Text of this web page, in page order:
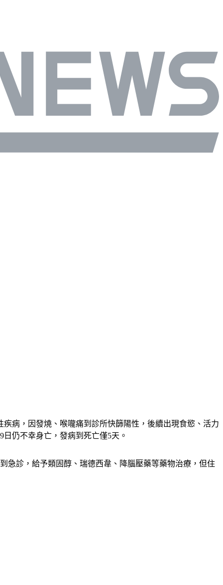
病，因發燒、喉嚨痛到診所快篩陽性，後續出現食慾、活力
仍不幸身亡，發病到死亡僅5天。
急診，給予類固醇、瑞德西韋、降腦壓藥等藥物治療，但住